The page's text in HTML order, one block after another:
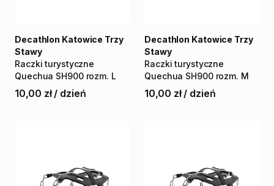
Raczki turystyczne
Quechua SH900 rozm. L
Decathlon Katowice Trzy
Stawy
10,00 zł / dzień
Raczki turystyczne
Quechua SH900 rozm. M
Decathlon Katowice Trzy
Stawy
10,00 zł / dzień